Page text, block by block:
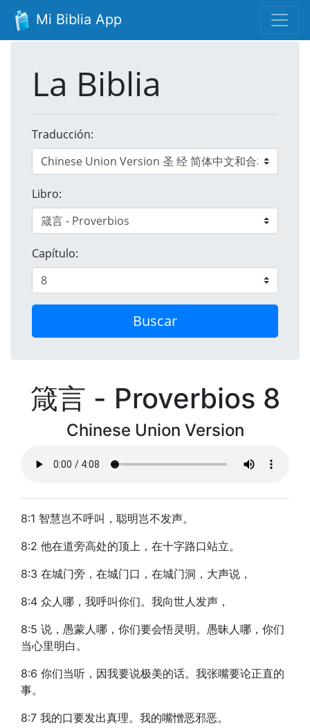
Mi Biblia App
La Biblia
Traducción:
Libro:
Capítulo:
Buscar
箴言 - Proverbios 8
Chinese Union Version
8:1 智慧岂不呼叫，聪明岂不发声。
8:2 他在道旁高处的顶上，在十字路口站立。
8:3 在城门旁，在城门口，在城门洞，大声说，
8:4 众人哪，我呼叫你们。我向世人发声，
8:5 说，愚蒙人哪，你们要会悟灵明。愚昧人哪，你们
当心里明白。
8:6 你们当听，因我要说极美的话。我张嘴要论正直的
事。
8:7 我的口要发出真理。我的嘴憎恶邪恶。